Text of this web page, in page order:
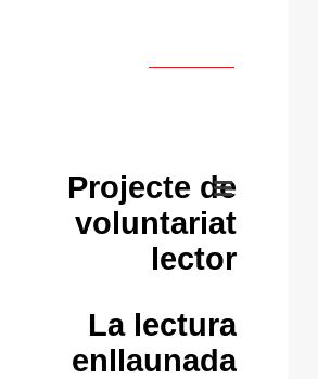
Projecte de
voluntariat
lector
La lectura
enllaunada